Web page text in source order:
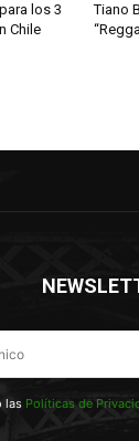
los 3
Chile
Tiano
las Políticas de